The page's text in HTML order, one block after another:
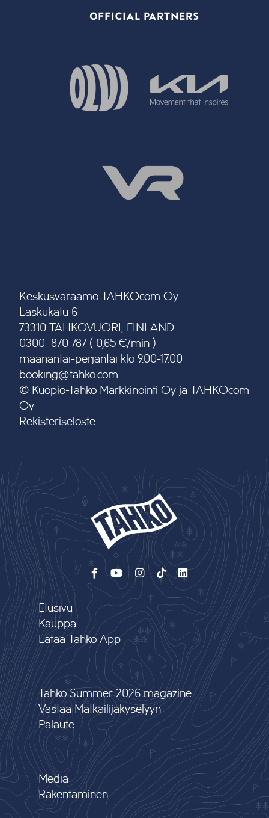
OFFICIAL PARTNERS
Keskusvaraamo TAHKOcom Oy
Laskukatu 6
73310 TAHKOVUORI, FINLAND
0300 870 787 ( 0,65 €/min )
maanantai-perjantai klo 9.00-17.00
booking@tahko.com
© Kuopio-Tahko Markkinointi Oy ja TAHKOcom
Oy
Rekisteriseloste
Etusivu
Kauppa
Lataa Tahko App
Tahko Summer 2026 magazine
Vastaa Matkailijakyselyyn
Palaute
Media
Rakentaminen